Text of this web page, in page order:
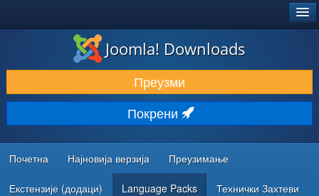
ПРЕУЗИМАЊЕ И ПРОШИРЕЊА (ЕКСТЕНЗИЈЕ)
ОТКРИЈТЕ И НАУЧИТЕ
ЗАЈЕДНИЦА И ПОДРШКА
РЕСУРСИ ЗА РАЗВОЈ
Joomla! Downloads
Преузми
Покрени
Почетна Најновија верзија Преузимање
Екстензије (додаци) Language Packs Технички Захтеви